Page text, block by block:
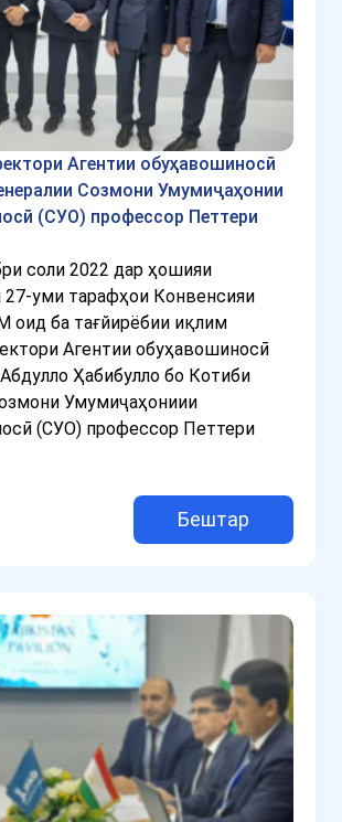
Агентии обуҳавошиносӣ
Созмони Умумиҷаҳонии
(СУО) профессор Петтери
соли 2022 дар ҳошияи
уми тарафҳои Конвенсияи
оид ба тағйирёбии иқлим
Агентии обуҳавошиносӣ
Ҳабибулло бо Котиби
Умумиҷаҳониии
(СУО) профессор Петтери
Бештар